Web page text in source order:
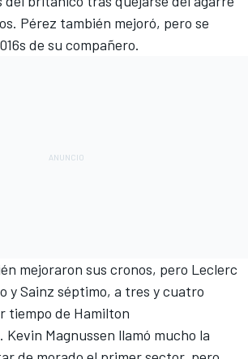
Pérez también mejoró, pero se
de su compañero.
mejoraron sus cronos, pero Leclerc
y Sainz séptimo, a tres y cuatro
tiempo de Hamilton
Magnussen llamó mucho la